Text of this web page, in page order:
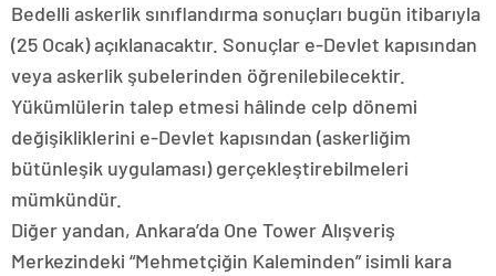
Bedelli askerlik sınıflandırma sonuçları bugün itibarıyla
(25 Ocak) açıklanacaktır. Sonuçlar e-Devlet kapısından
veya askerlik şubelerinden öğrenilebilecektir.
Yükümlülerin talep etmesi hâlinde celp dönemi
değişikliklerini e-Devlet kapısından (askerliğim
bütünleşik uygulaması) gerçekleştirebilmeleri
mümkündür.
Diğer yandan, Ankara’da One Tower Alışveriş
Merkezindeki “Mehmetçiğin Kaleminden” isimli kara